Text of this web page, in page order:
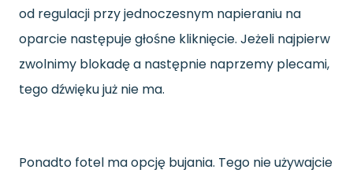
od regulacji przy jednoczesnym napieraniu na
oparcie następuje głośne kliknięcie. Jeżeli najpierw
zwolnimy blokadę a następnie naprzemy plecami,
tego dźwięku już nie ma.
Ponadto fotel ma opcję bujania. Tego nie używajcie